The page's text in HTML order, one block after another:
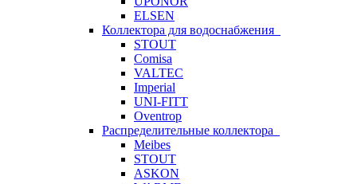
ELSEN
Коллектора для водоснабжения
STOUT
Comisa
VALTEC
Imperial
UNI-FITT
Oventrop
Распределительные коллектора
Meibes
STOUT
ASKON